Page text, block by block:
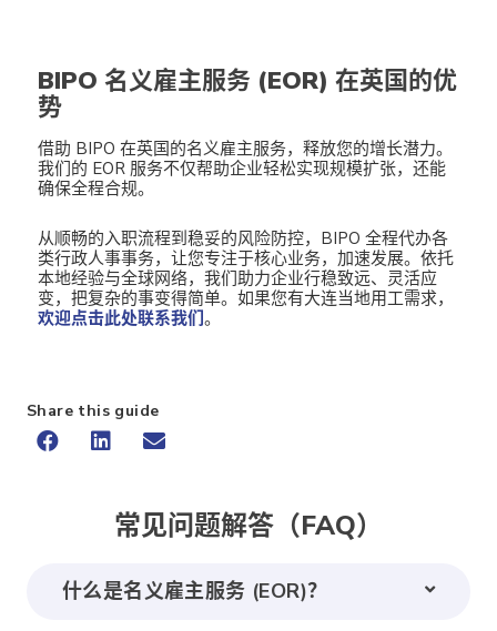
BIPO 名义雇主服务 (EOR) 在英国的优
势
借助 BIPO 在英国的名义雇主服务，释放您的增长潜力。
我们的 EOR 服务不仅帮助企业轻松实现规模扩张，还能
确保全程合规。
从顺畅的入职流程到稳妥的风险防控，BIPO 全程代办各
类行政人事事务，让您专注于核心业务，加速发展。依托
本地经验与全球网络，我们助力企业行稳致远、灵活应
变，把复杂的事变得简单。如果您有大连当地用工需求，
欢迎点击此处联系我们。
Share this guide
常见问题解答（FAQ）
什么是名义雇主服务 (EOR)？